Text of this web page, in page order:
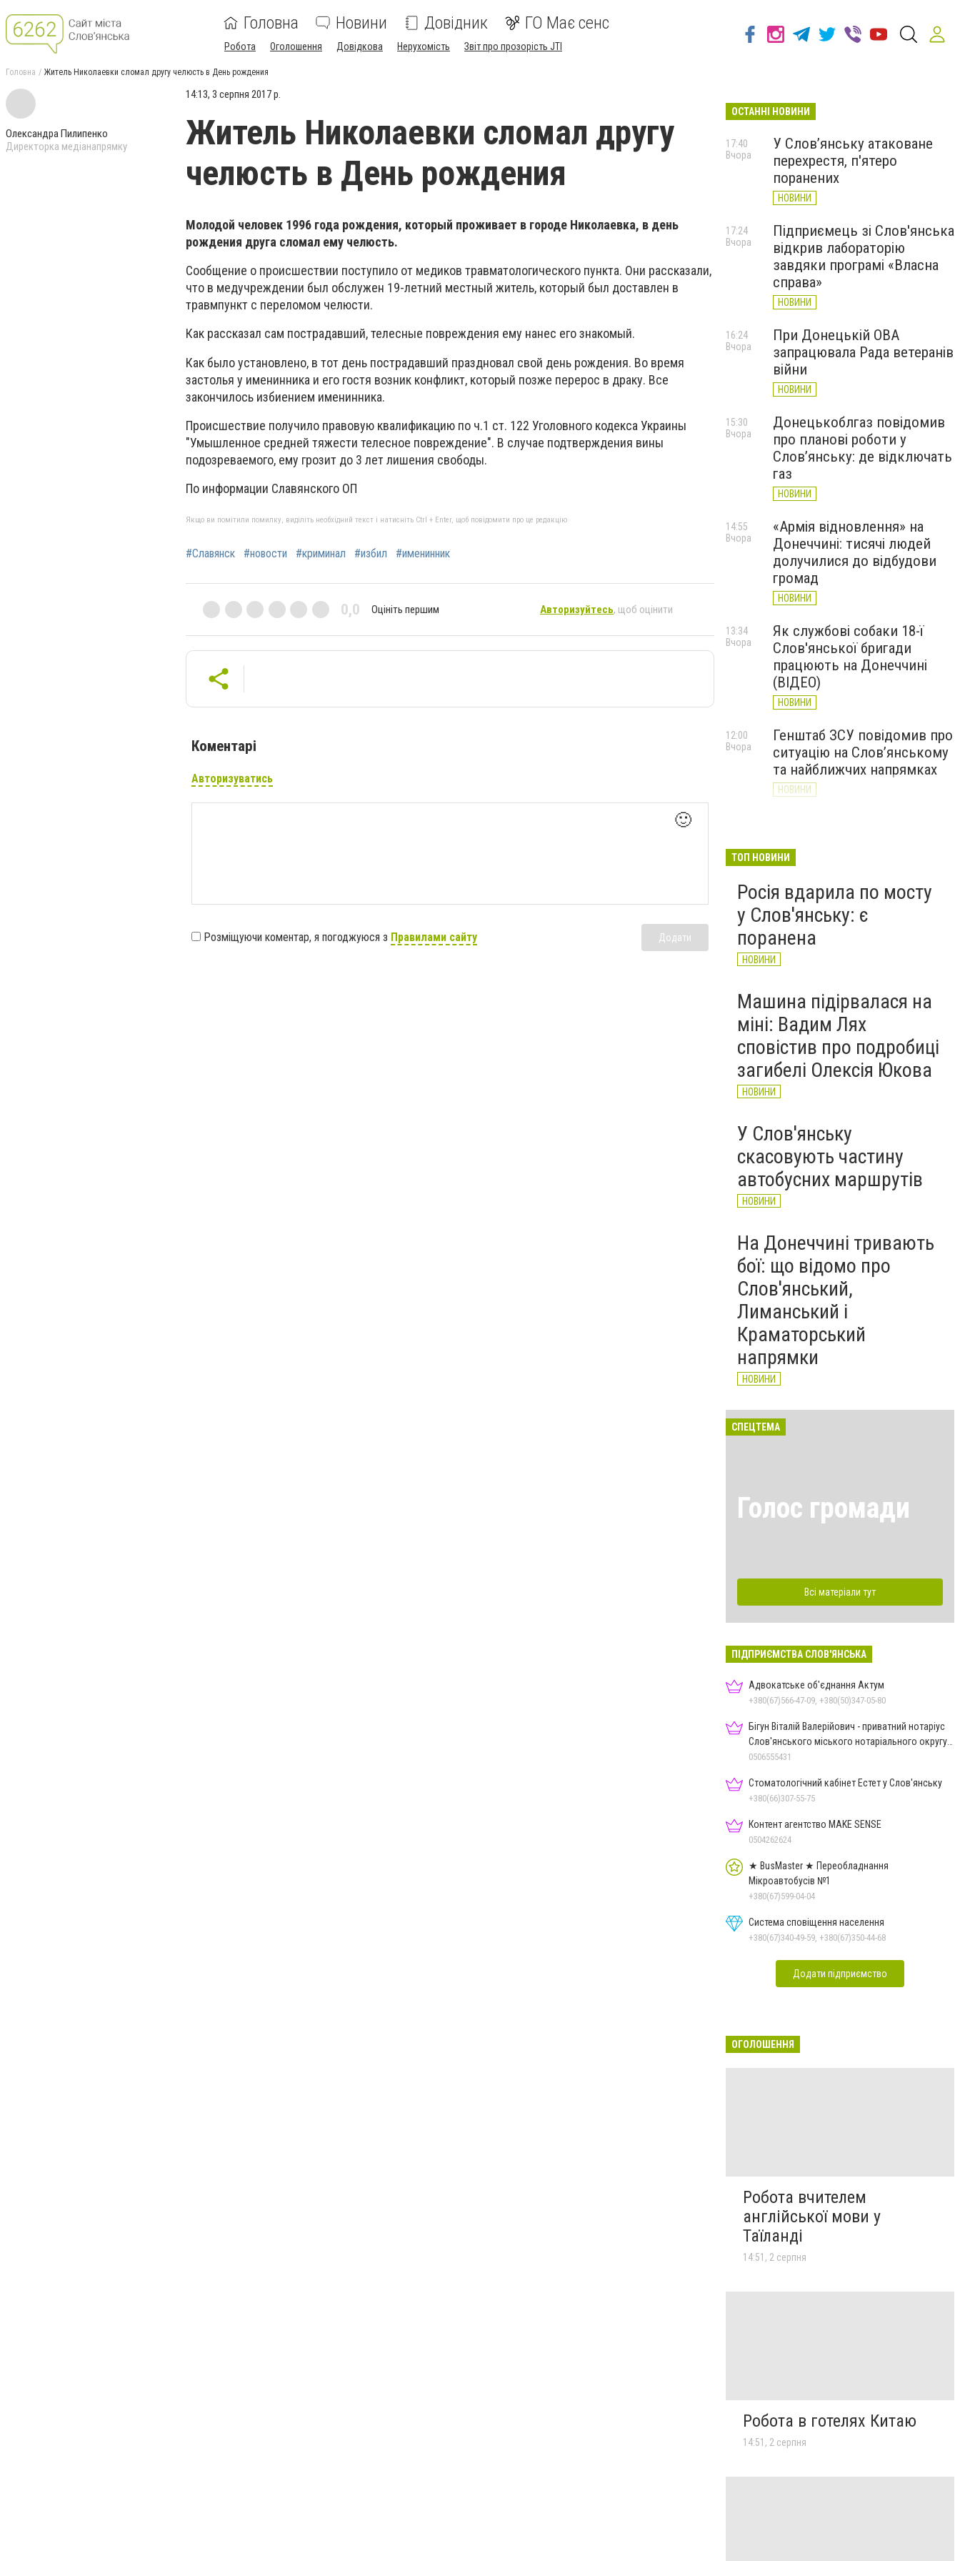
Головна Новини Довідник ГО Має сенс
Робота Оголошення Довідкова Нерухомість Звіт про прозорість JTI
Головна Житель Николаевки сломал другу челюсть в День рождения
Олександра Пилипенко
Директорка медіанапрямку
14:13, 3 серпня 2017 р.
Житель Николаевки сломал другу
челюсть в День рождения
Молодой человек 1996 года рождения, который проживает в городе Николаевка, в день
рождения друга сломал ему челюсть.
Сообщение о происшествии поступило от медиков травматологического пункта. Они рассказали,
что в медучреждении был обслужен 19-летний местный житель, который был доставлен в
травмпункт с переломом челюсти.
Как рассказал сам пострадавший, телесные повреждения ему нанес его знакомый.
Как было установлено, в тот день пострадавший праздновал свой день рождения. Во время
застолья у именинника и его гостя возник конфликт, который позже перерос в драку. Все
закончилось избиением именинника.
Происшествие получило правовую квалификацию по ч.1 ст. 122 Уголовного кодекса Украины
"Умышленное средней тяжести телесное повреждение". В случае подтверждения вины
подозреваемого, ему грозит до 3 лет лишения свободы.
По информации Славянского ОП
Якщо ви помітили помилку, виділіть необхідний текст і натисніть Ctrl + Enter, щоб повідомити про це редакцію
#Славянск #новости #криминал #избил #именинник
0,0 Оцініть першим Авторизуйтесь, щоб оцінити
Коментарі
Авторизуватись
🙂
Розміщуючи коментар, я погоджуюся з Правилами сайту Додати
ОСТАННІ НОВИНИ
У Слов’янську атаковане
перехрестя, п'ятеро
поранених
НОВИНИ
17:40
Вчора
Підприємець зі Слов'янська
відкрив лабораторію
завдяки програмі «Власна
справа»
НОВИНИ
17:24
Вчора
При Донецькій ОВА
запрацювала Рада ветеранів
війни
НОВИНИ
16:24
Вчора
Донецькоблгаз повідомив
про планові роботи у
Слов’янську: де відключать
газ
НОВИНИ
15:30
Вчора
«Армія відновлення» на
Донеччині: тисячі людей
долучилися до відбудови
громад
НОВИНИ
14:55
Вчора
Як службові собаки 18-ї
Слов'янської бригади
працюють на Донеччині
(ВІДЕО)
НОВИНИ
13:34
Вчора
Генштаб ЗСУ повідомив про
ситуацію на Слов’янському
та найближчих напрямках
НОВИНИ
12:00
Вчора
великої війни: 7 серпня
ТОП НОВИНИ
Росія вдарила по мосту
у Слов'янську: є
поранена
НОВИНИ
Машина підірвалася на
міні: Вадим Лях
сповістив про подробиці
загибелі Олексія Юкова
НОВИНИ
У Слов'янську
скасовують частину
автобусних маршрутів
НОВИНИ
На Донеччині тривають
бої: що відомо про
Слов'янський,
Лиманський і
Краматорський
напрямки
НОВИНИ
СПЕЦТЕМА
Голос громади
Всі матеріали тут
ПІДПРИЄМСТВА СЛОВ'ЯНСЬКА
Адвокатське об'єднання Актум
+380(67)566-47-09, +380(50)347-05-80
Бігун Віталій Валерійович - приватний нотаріус
Слов'янського міського нотаріального округу
Дон.обл.
0506555431
Стоматологічний кабінет Естет у Слов'янську
+380(66)307-55-75
Контент агентство MAKE SENSE
0504262624
★ BusMaster ★ Переобладнання
Мікроавтобусів №1
+380(67)599-04-04
Система сповіщення населення
+380(67)340-49-59, +380(67)350-44-68
Додати підприємство
ОГОЛОШЕННЯ
Робота вчителем
англійської мови у
Таїланді
14:51, 2 серпня
Робота в готелях Китаю
14:51, 2 серпня